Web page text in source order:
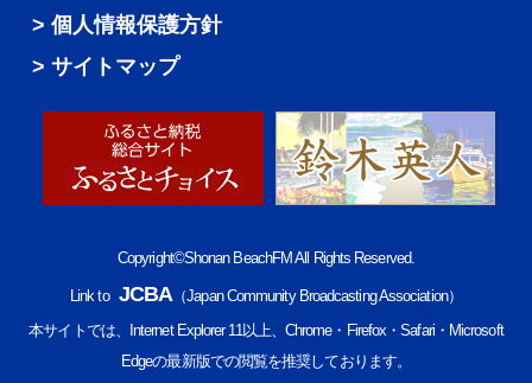
個人情報保護方針
サイトマップ
Copyright©Shonan BeachFM All Rights Reserved.
Link to JCBA（Japan Community Broadcasting Association）
本サイトでは、Internet Explorer 11以上、Chrome・Firefox・Safari・Microsoft
Edgeの最新版での閲覧を推奨しております。